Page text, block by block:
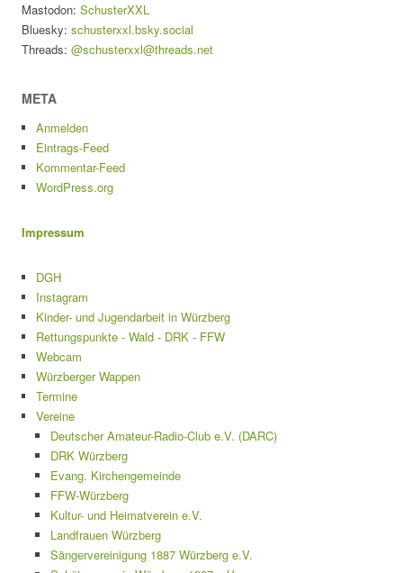
Mastodon: SchusterXXL
Bluesky: schusterxxl.bsky.social
Threads: @schusterxxl@threads.net
META
Anmelden
Eintrags-Feed
Kommentar-Feed
WordPress.org
Impressum
DGH
Instagram
Kinder- und Jugendarbeit in Würzberg
Rettungspunkte - Wald - DRK - FFW
Webcam
Würzberger Wappen
Termine
Vereine
Deutscher Amateur-Radio-Club e.V. (DARC)
DRK Würzberg
Evang. Kirchengemeinde
FFW-Würzberg
Kultur- und Heimatverein e.V.
Landfrauen Würzberg
Sängervereinigung 1887 Würzberg e.V.